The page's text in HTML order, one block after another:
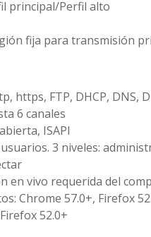
principal/Perfil alto
fija para transmisión
https, FTP, DHCP, DNS,
6 canales
ISAPI
3 niveles:
en vivo requerida del
Chrome 57.0+, Firefox
52.0+